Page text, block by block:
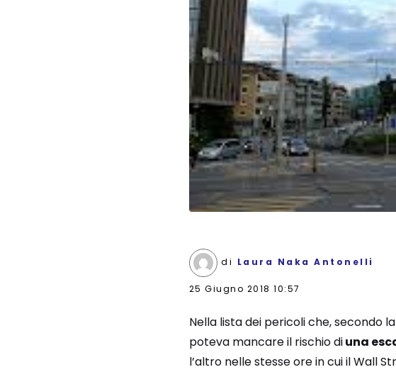
di Laura Naka Antonelli
25 Giugno 2018 10:57
Nella lista dei pericoli che, secondo
poteva mancare il rischio diuna
l’altro nelle stesse ore in cui il Wall